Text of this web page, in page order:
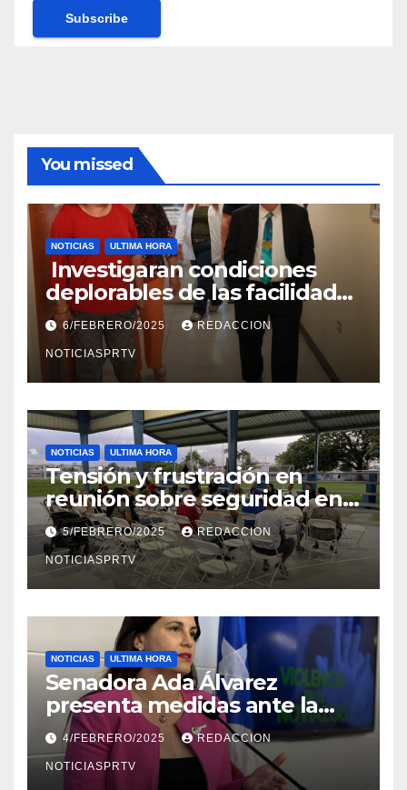
You missed
NOTICIAS ULTIMA HORA
Investigaran condiciones
deplorables de las facilidades
el Departamento de la Salud
en Mayagüez
6/FEBRERO/2025 REDACCION
NOTICIASPRTV
NOTICIAS ULTIMA HORA
Tensión y frustración en
reunión sobre seguridad en
Reparto Metropolitano
5/FEBRERO/2025 REDACCION
NOTICIASPRTV
NOTICIAS ULTIMA HORA
Senadora Ada Álvarez
presenta medidas ante la
violencia en el noviazgo
4/FEBRERO/2025 REDACCION
NOTICIASPRTV